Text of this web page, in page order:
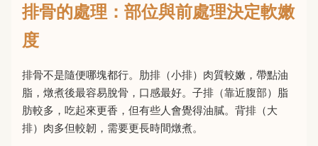
排骨的處理：部位與前處理決定軟嫩
度
排骨不是隨便哪塊都行。肋排（小排）肉質較嫩，帶點油
脂，燉煮後最容易脫骨，口感最好。子排（靠近腹部）脂
肪較多，吃起來更香，但有些人會覺得油膩。背排（大
排）肉多但較韌，需要更長時間燉煮。